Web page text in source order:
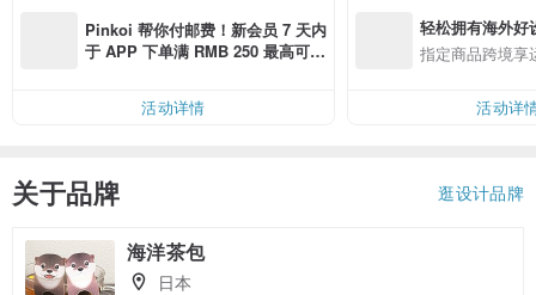
Pinkoi 帮你付邮费！新会员 7 天内
于 APP 下单满 RMB 250 最高可折
活动详情
轻松拥有海外好
指定商品跨境享
活动详
关于品牌 逛设计品牌
海洋茶包
日本